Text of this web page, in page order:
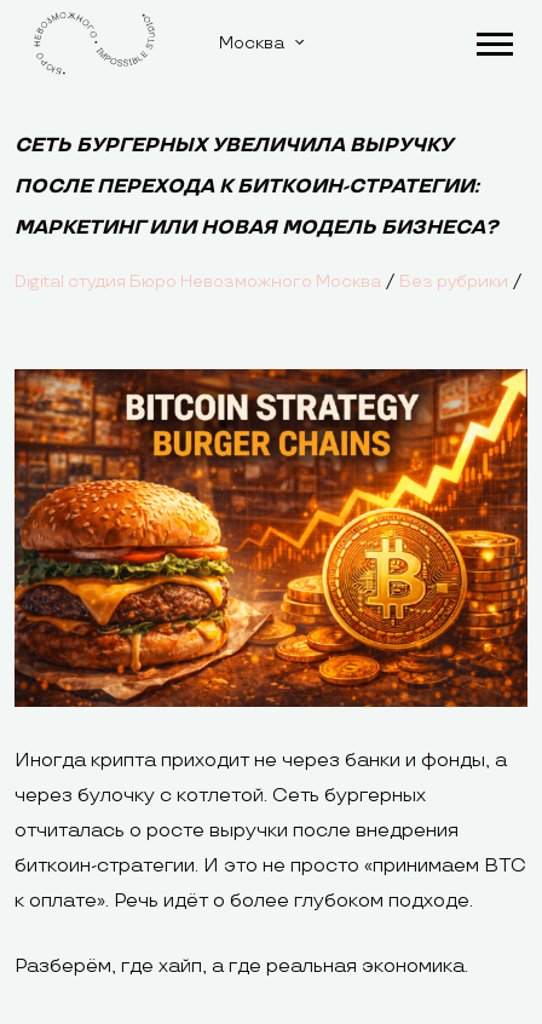
Москва
СЕТЬ БУРГЕРНЫХ УВЕЛИЧИЛА ВЫРУЧКУ
ПОСЛЕ ПЕРЕХОДА К БИТКОИН-СТРАТЕГИИ:
МАРКЕТИНГ ИЛИ НОВАЯ МОДЕЛЬ БИЗНЕСА?
Digital студия Бюро Невозможного Москва / Без рубрики /
Иногда крипта приходит не через банки и фонды, а
через булочку с котлетой. Сеть бургерных
отчиталась о росте выручки после внедрения
биткоин-стратегии. И это не просто «принимаем BTC
к оплате». Речь идёт о более глубоком подходе.
Разберём, где хайп, а где реальная экономика.